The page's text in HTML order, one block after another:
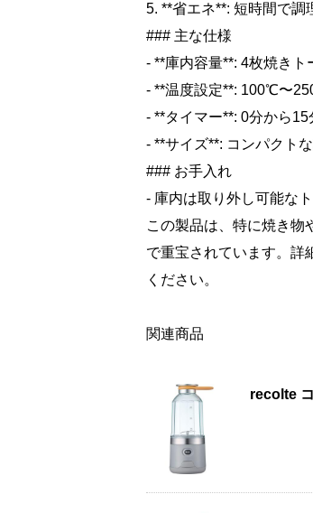
5. **省エネ**: 短時間で調
### 主な仕様
- **庫内容量**: 4枚焼きト
- **温度設定**: 100℃〜
- **タイマー**: 0分から
- **サイズ**: コンパクト
### お手入れ
- 庫内は取り外し可能な
この製品は、特に焼き物
で重宝されています。詳
ください。
関連商品
recolte